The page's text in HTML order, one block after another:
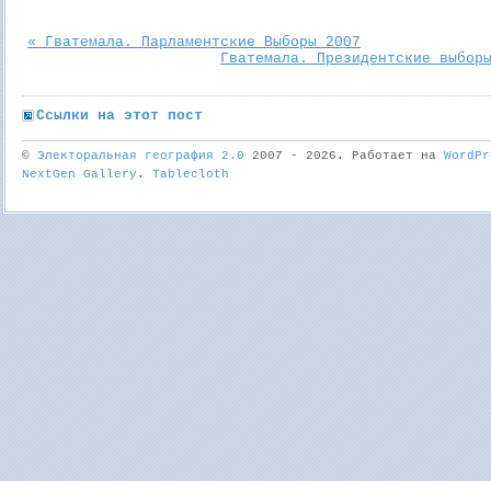
« Гватемала. Парламентские Выборы 2007
Гватемала. Президентские
Ссылки на этот пост
© Электоральная география 2.0 2007 - 2026. Работает на
NextGen Gallery . Tablecloth